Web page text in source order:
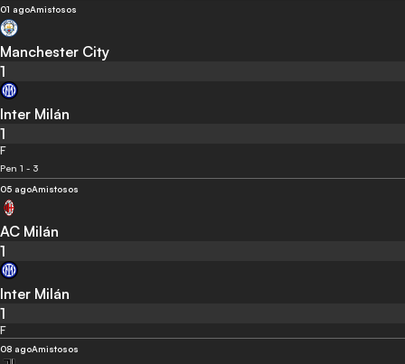
01 agoAmistosos
Manchester City
1
Inter Milán
1
F
Pen 1 - 3
05 agoAmistosos
AC Milán
1
Inter Milán
1
F
08 agoAmistosos